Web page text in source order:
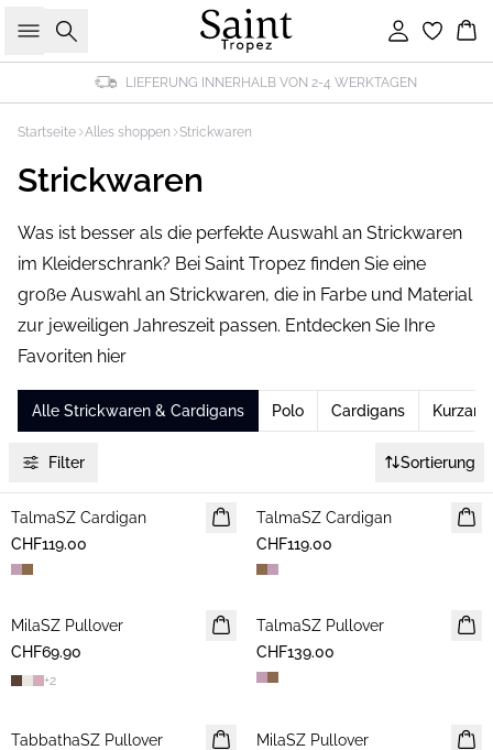
Suche Einloggen
LIEFERUNG INNERHALB VON 2-4 WERKTAGEN
Startseite Alles shoppen Strickwaren
Strickwaren
Was ist besser als die perfekte Auswahl an Strickwaren
im Kleiderschrank? Bei Saint Tropez finden Sie eine
große Auswahl an Strickwaren, die in Farbe und Material
zur jeweiligen Jahreszeit passen. Entdecken Sie Ihre
Favoriten hier
Alle Strickwaren & Cardigans Polo Cardigans
Filter Sortierung
NEUHEIT
TalmaSZ Cardigan
CHF119.00
NEUHEIT
TalmaSZ Cardigan
CHF119.00
NEUHEIT
2 FOR 120 CHF
MilaSZ Pullover
CHF69.90
+2
NEUHEIT
TalmaSZ Pullover
CHF139.00
NEUHEIT
TabbathaSZ Pullover
NEUHEIT
MilaSZ Pullover